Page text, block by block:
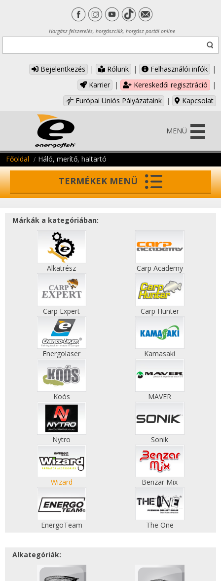
Horgász felszerelés, horgászcikk, horgász portál online
Bejelentkezés | Rólunk | Felhasználói infók
|
Karrier
| Kereskedői regisztráció
|
Európai Uniós Pályázataink
| Kapcsolat
MENÜ
Főoldal Háló, merítő, haltartó
TERMÉKEK MENÜ
Márkák a kategóriában:
Alkatrész Carp Academy
Carp Expert Carp Hunter
Energolaser Kamasaki
Koós MAVER
Nytro Sonik
Wizard Benzar Mix
EnergoTeam The One
Alkategóriák: